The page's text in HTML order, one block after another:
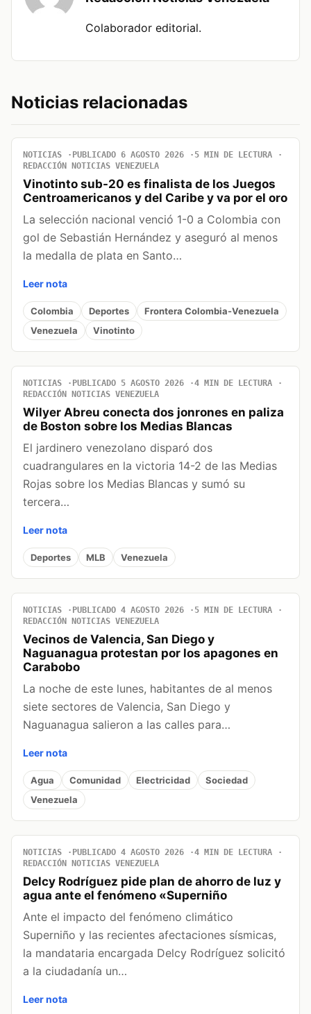
Colaborador editorial.
Noticias relacionadas
NOTICIAS PUBLICADO 6 AGOSTO 2026
5 MIN DE LECTURA
REDACCIÓN NOTICIAS VENEZUELA
Vinotinto sub-20 es finalista de los Juegos
Centroamericanos y del Caribe y va por el oro
La selección nacional venció 1-0 a Colombia con
gol de Sebastián Hernández y aseguró al menos
la medalla de plata en Santo…
Leer nota
Colombia Deportes
Frontera Colombia-Venezuela
Venezuela
Vinotinto
NOTICIAS PUBLICADO 5 AGOSTO 2026
4 MIN DE LECTURA
REDACCIÓN NOTICIAS VENEZUELA
Wilyer Abreu conecta dos jonrones en paliza
de Boston sobre los Medias Blancas
El jardinero venezolano disparó dos
cuadrangulares en la victoria 14-2 de las Medias
Rojas sobre los Medias Blancas y sumó su
tercera…
Leer nota
Deportes MLB Venezuela
NOTICIAS PUBLICADO 4 AGOSTO 2026
5 MIN DE LECTURA
REDACCIÓN NOTICIAS VENEZUELA
Vecinos de Valencia, San Diego y
Naguanagua protestan por los apagones en
Carabobo
La noche de este lunes, habitantes de al menos
siete sectores de Valencia, San Diego y
Naguanagua salieron a las calles para…
Leer nota
Agua Comunidad Electricidad
Sociedad
Venezuela
NOTICIAS PUBLICADO 4 AGOSTO 2026
4 MIN DE LECTURA
REDACCIÓN NOTICIAS VENEZUELA
Delcy Rodríguez pide plan de ahorro de luz y
agua ante el fenómeno «Superniño
Ante el impacto del fenómeno climático
Superniño y las recientes afectaciones sísmicas,
la mandataria encargada Delcy Rodríguez solicitó
a la ciudadanía un…
Leer nota